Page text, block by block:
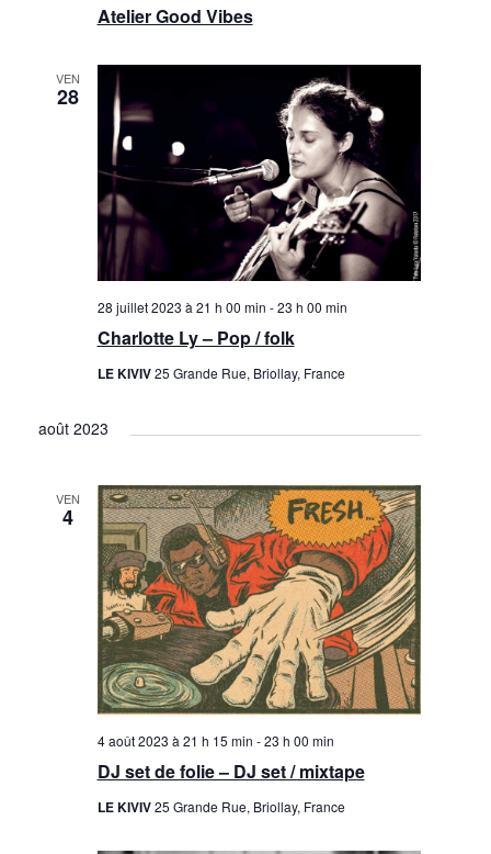
Atelier Good Vibes
VEN
28
Charlotte Ly – Pop / folk
28 juillet 2023 à 21 h 00 min -23 h 00 min
LE KIVIV25 Grande Rue, Briollay, France
août 2023
VEN
4
DJ set de folie – DJ set / mixtape
4 août 2023 à 21 h 15 min -23 h 00 min
LE KIVIV25 Grande Rue, Briollay, France